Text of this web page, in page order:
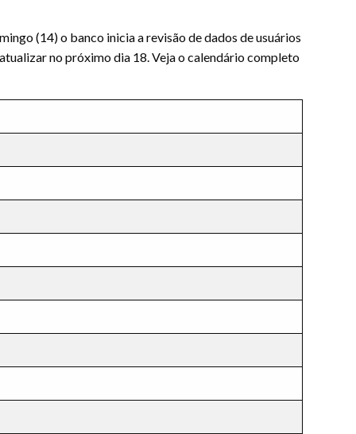
(14) o banco inicia a revisão de dados de usuários
no próximo dia 18. Veja o calendário completo